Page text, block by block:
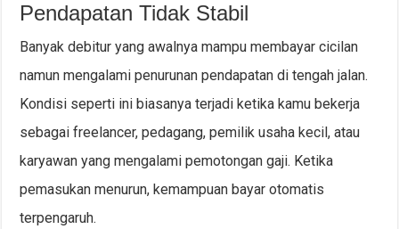
Pendapatan Tidak Stabil
Banyak debitur yang awalnya mampu membayar cicilan
namun mengalami penurunan pendapatan di tengah jalan.
Kondisi seperti ini biasanya terjadi ketika kamu bekerja
sebagai freelancer, pedagang, pemilik usaha kecil, atau
karyawan yang mengalami pemotongan gaji. Ketika
pemasukan menurun, kemampuan bayar otomatis
terpengaruh.